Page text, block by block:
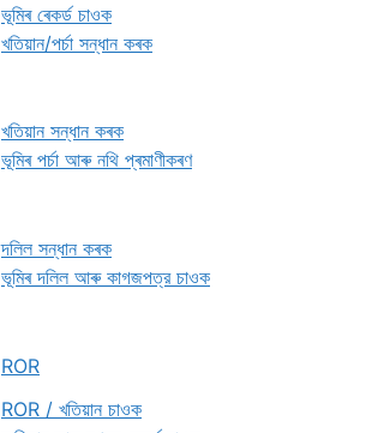
ভূমিৰ ৰেকৰ্ড চাওক
খতিয়ান/পৰ্চা সন্ধান কৰক
খতিয়ান সন্ধান কৰক
ভূমিৰ পৰ্চা আৰু নথি প্ৰমাণীকৰণ
দলিল সন্ধান কৰক
ভূমিৰ দলিল আৰু কাগজপত্র চাওক
ROR
ROR / খতিয়ান চাওক